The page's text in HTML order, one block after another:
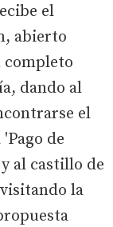
el
abierto
completo
dando al
el
de
al castillo de
la